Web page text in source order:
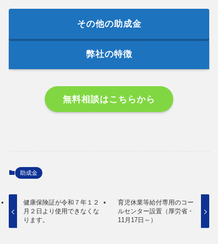
その他の助成金
弊社の特徴
無料相談はこちらから
助成金
健康保険証が令和７年１２
月２日より使用できなくな
ります。
育児休業等給付専用のコー
ルセンター設置（厚労省・
11月17日～）